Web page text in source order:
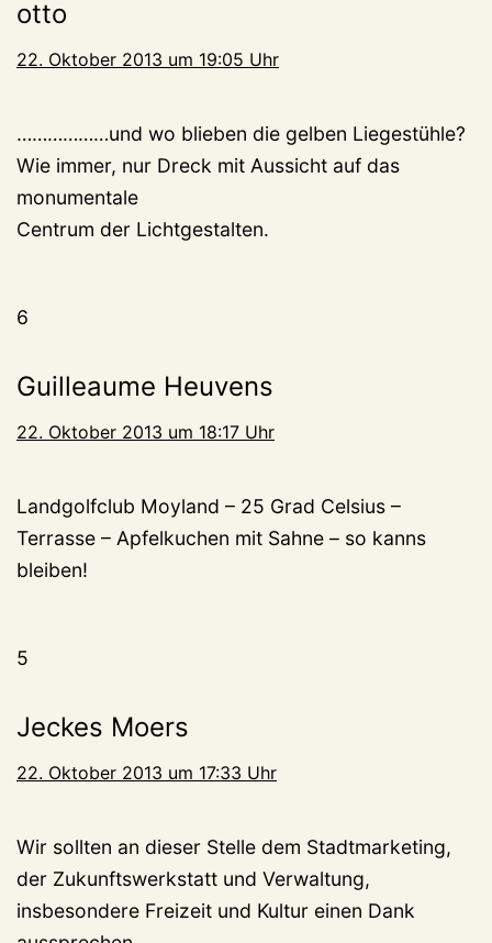
otto
22. Oktober 2013 um 19:05 Uhr
………………und wo blieben die gelben Liegestühle?
Wie immer, nur Dreck mit Aussicht auf das
monumentale
Centrum der Lichtgestalten.
6
Guilleaume Heuvens
22. Oktober 2013 um 18:17 Uhr
Landgolfclub Moyland – 25 Grad Celsius –
Terrasse – Apfelkuchen mit Sahne – so kanns
bleiben!
5
Jeckes Moers
22. Oktober 2013 um 17:33 Uhr
Wir sollten an dieser Stelle dem Stadtmarketing,
der Zukunftswerkstatt und Verwaltung,
insbesondere Freizeit und Kultur einen Dank